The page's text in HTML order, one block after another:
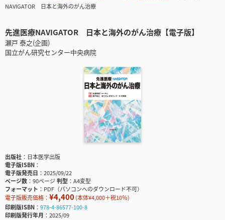
NAVIGATOR 日本と海外のがん治療
先進医療NAVIGATOR 日本と海外のがん治療【電子版】
瀬戸 泰之(企画)
国立がん研究センター中央病院
出版社
日本医学出版
電子版ISBN
電子版発売日
2025/09/22
ページ数
90ページ判型
A4変型
フォーマット
PDF（パソコンへのダウンロード不可）
電子版販売価格： ¥4,400(本体¥4,000＋税10％)
印刷版ISBN
978-4-86577-100-8
印刷版発行年月
2025/09